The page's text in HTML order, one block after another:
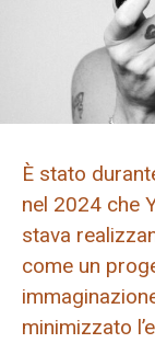
È stato
nel 2024 che
stava
come un
minimizzato